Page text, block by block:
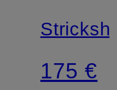
LAUREN
Strickshirt
175 €